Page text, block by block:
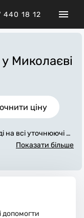
440 18 12
у Миколаєві
ціну
на всі уточнюючі за
зв'яжемося з вам
робоче мі
Показати більше
допомогти